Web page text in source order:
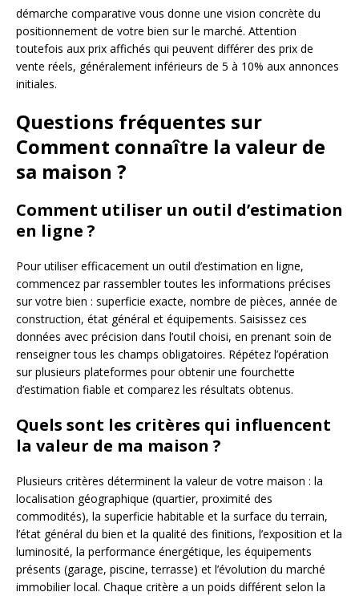
démarche comparative vous donne une vision concrète du
positionnement de votre bien sur le marché. Attention
toutefois aux prix affichés qui peuvent différer des prix de
vente réels, généralement inférieurs de 5 à 10% aux annonces
initiales.
Questions fréquentes sur
Comment connaître la valeur de
sa maison ?
Comment utiliser un outil d’estimation
en ligne ?
Pour utiliser efficacement un outil d’estimation en ligne,
commencez par rassembler toutes les informations précises
sur votre bien : superficie exacte, nombre de pièces, année de
construction, état général et équipements. Saisissez ces
données avec précision dans l’outil choisi, en prenant soin de
renseigner tous les champs obligatoires. Répétez l’opération
sur plusieurs plateformes pour obtenir une fourchette
d’estimation fiable et comparez les résultats obtenus.
Quels sont les critères qui influencent
la valeur de ma maison ?
Plusieurs critères déterminent la valeur de votre maison : la
localisation géographique (quartier, proximité des
commodités), la superficie habitable et la surface du terrain,
l’état général du bien et la qualité des finitions, l’exposition et la
luminosité, la performance énergétique, les équipements
présents (garage, piscine, terrasse) et l’évolution du marché
immobilier local. Chaque critère a un poids différent selon la